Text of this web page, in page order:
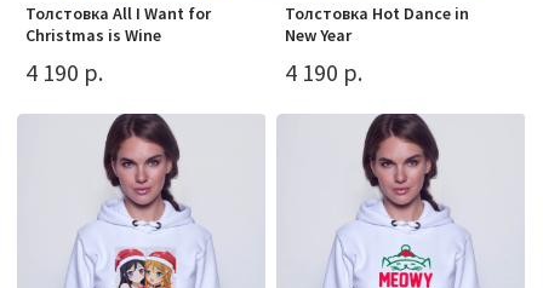
Толстовка All I Want for
Christmas is Wine
4 190 р.
Толстовка Hot Dance in
New Year
4 190 р.